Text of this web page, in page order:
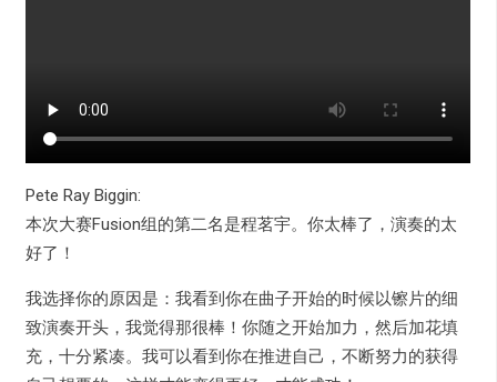
Pete Ray Biggin:
本次大赛Fusion组的第二名是程茗宇。你太棒了，演奏的太
好了！
我选择你的原因是：我看到你在曲子开始的时候以镲片的细
致演奏开头，我觉得那很棒！你随之开始加力，然后加花填
充，十分紧凑。我可以看到你在推进自己，不断努力的获得